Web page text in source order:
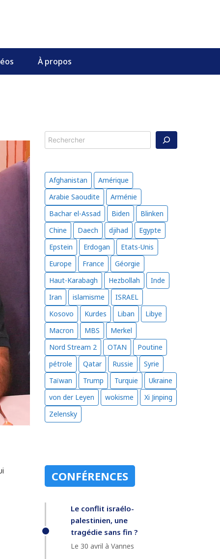
À propos
Rechercher
Afghanistan
Amérique
Arabie Saoudite
Arménie
Bachar el-Assad
Biden
Blinken
Chine
Daech djihad
Egypte
Epstein
Erdogan
Etats-Unis
Europe
France
Géorgie
Haut-Karabagh
Hezbollah
Inde
Iran
islamisme
ISRAEL
Kosovo
Kurdes Liban
Libye
Macron
MBS
Merkel
Nord Stream 2
OTAN
Poutine
pétrole
Qatar Russie
Syrie
Taïwan
Trump Turquie
Ukraine
von der Leyen
wokisme
Xi Jinping
Zelensky
CONFÉRENCES
Le conflit israélo-
palestinien, une
tragédie sans fin ?
Le 30 avril à Vannes